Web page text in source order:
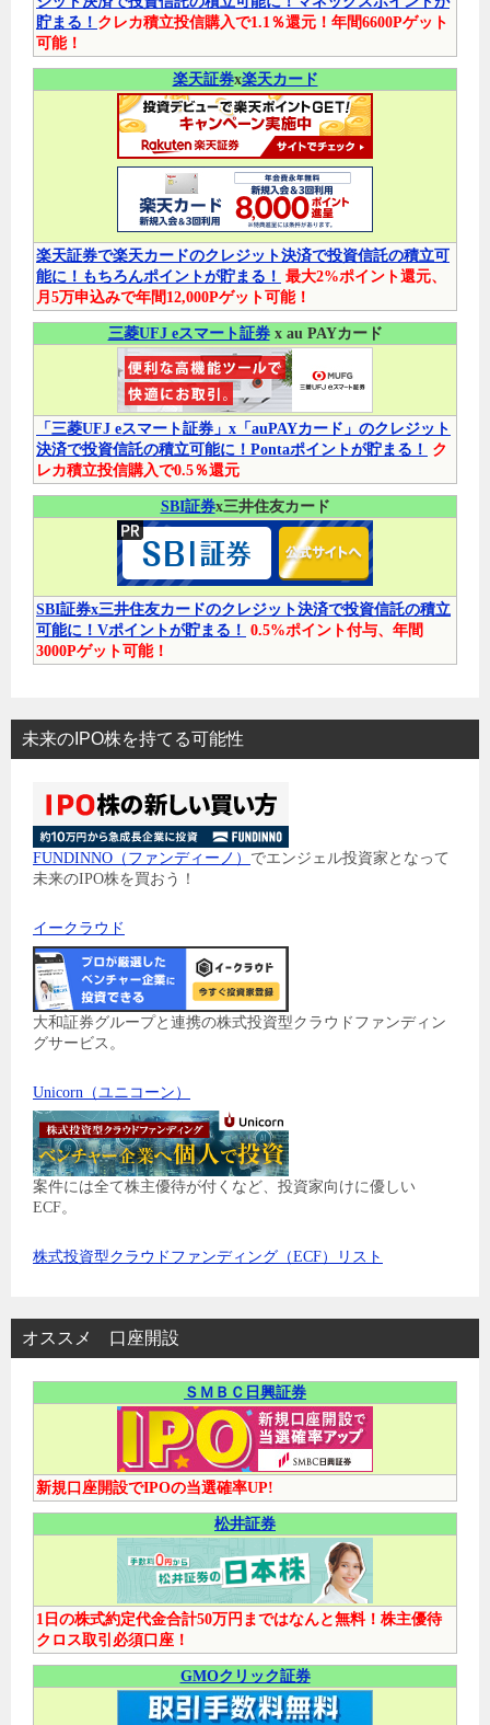
貯まる！ クレカ積立投信購入で1.1％還元！年間6600Pゲット
可能！
楽天証券x楽天カード
楽天証券で楽天カードのクレジット決済で投資信託の積立可
能に！もちろんポイントが貯まる！ 最大2%ポイント還元、
月5万申込みで年間12,000Pゲット可能！
三菱UFJ eスマート証券x au PAYカード
「三菱UFJ eスマート証券」x「auPAYカード」のクレジット
決済で投資信託の積立可能に！Pontaポイントが貯まる！
ク
レカ積立投信購入で0.5％還元
SBI証券x三井住友カード
SBI証券x三井住友カードのクレジット決済で投資信託の積立
可能に！Vポイントが貯まる！ 0.5%ポイント付与、年間
3000Pゲット可能！
未来のIPO株を持てる可能性
FUNDINNO（ファンディーノ） でエンジェル投資家となって
未来のIPO株を買おう！
イークラウド
大和証券グループと連携の株式投資型クラウドファンディン
グサービス。
Unicorn（ユニコーン）
案件には全て株主優待が付くなど、投資家向けに優しい
ECF。
株式投資型クラウドファンディング（ECF）リスト
オススメ 口座開設
ＳＭＢＣ日興証券
新規口座開設でIPOの当選確率UP!
松井証券
1日の株式約定代金合計50万円まではなんと無料！株主優待
クロス取引必須口座！
GMOクリック証券